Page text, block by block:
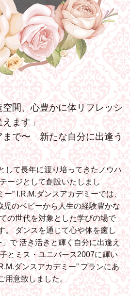
間、心豊かに体リフレッシ
えます」
まで〜 新たな自分に出逢う
して長年に渡り培ってきたノウハ
ージとして創設いたしまし
ー”I.R.M.ダンスアカデミーでは、
児のベビーから人生の経験豊かな
の世代を対象とした学びの場で
。 ダンスを通じて心や体を癒し
」で活き活きと輝く自分に出逢え
とミス・ユニバース2007に輝い
ダンスアカデミー”プランにあ
用意致しました。